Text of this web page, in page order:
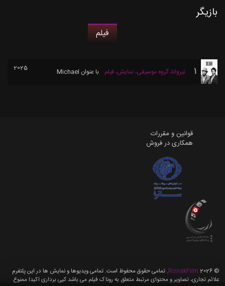
بازیگر
فیلم
1 نیروانا، گروه موسیقی، نمایش، فیلم با عنوان Michael
2025
قوانین و مقررات
همکاری در فروش
©
2026
RonakFilm. تمامی حقوق محفوظ است. تمامی ویدیوها و نمایش ها در این پلتفرم
علائم تجاری، تصاویر و محتوای مرتبط متعلق به روناک فیلم می باشد کپی برداری اکیدا ممنوع